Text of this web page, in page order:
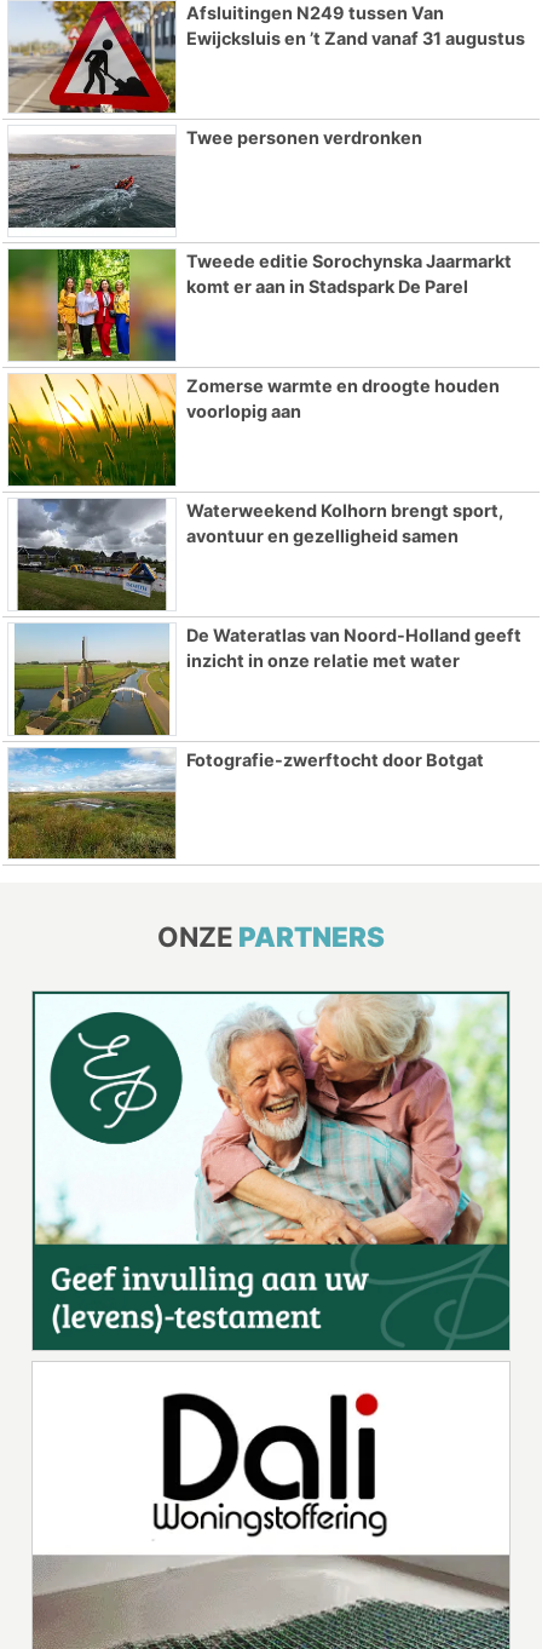
Afsluitingen N249 tussen Van
Ewijcksluis en ’t Zand vanaf 31 augustus
Twee personen verdronken
Tweede editie Sorochynska Jaarmarkt
komt er aan in Stadspark De Parel
Zomerse warmte en droogte houden
voorlopig aan
Waterweekend Kolhorn brengt sport,
avontuur en gezelligheid samen
De Wateratlas van Noord-Holland geeft
inzicht in onze relatie met water
Fotografie-zwerftocht door Botgat
ONZE PARTNERS